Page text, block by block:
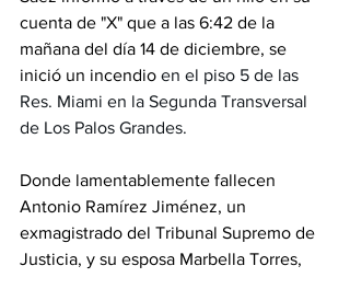
cuenta de "X" que a las 6:42 de la
mañana del día 14 de diciembre, se
inició un incendio en el piso 5 de las
Res. Miami en la Segunda Transversal
de Los Palos Grandes.
Donde lamentablemente fallecen
Antonio Ramírez Jiménez, un
exmagistrado del Tribunal Supremo de
Justicia, y su esposa Marbella Torres,